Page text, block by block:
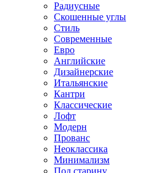
Радиусные
Скошенные углы
Стиль
Современные
Евро
Английские
Дизайнерские
Итальянские
Кантри
Классические
Лофт
Модерн
Прованс
Неоклассика
Минимализм
Под старину